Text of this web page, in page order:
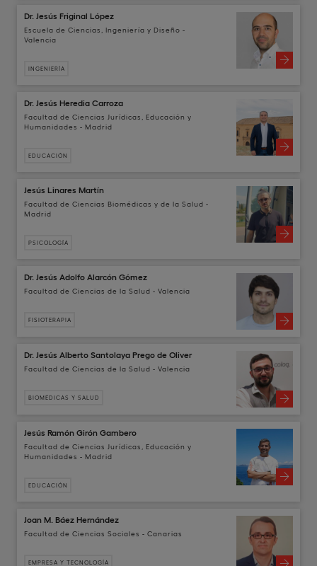
Dr. Jesús Friginal López
Escuela de Ciencias, Ingeniería y Diseño -
Valencia
INGENIERÍA
Dr. Jesús Heredia Carroza
Facultad de Ciencias Jurídicas, Educación y
Humanidades - Madrid
EDUCACIÓN
Jesús Linares Martín
Facultad de Ciencias Biomédicas y de la Salud -
Madrid
PSICOLOGÍA
Dr. Jesús Adolfo Alarcón Gómez
Facultad de Ciencias de la Salud - Valencia
FISIOTERAPIA
Dr. Jesús Alberto Santolaya Prego de Oliver
Facultad de Ciencias de la Salud - Valencia
BIOMÉDICAS Y SALUD
Jesús Ramón Girón Gambero
Facultad de Ciencias Jurídicas, Educación y
Humanidades - Madrid
EDUCACIÓN
Joan M. Báez Hernández
Facultad de Ciencias Sociales - Canarias
EMPRESA Y TECNOLOGÍA